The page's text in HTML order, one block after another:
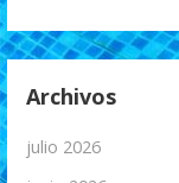
Archivos
julio 2026